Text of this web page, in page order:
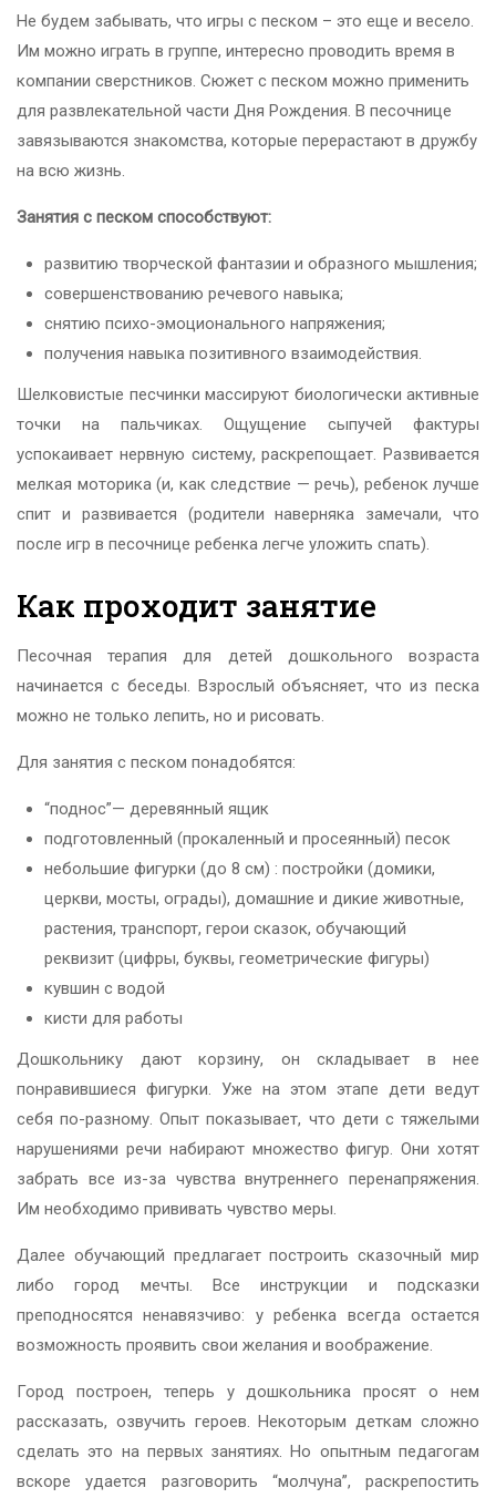
Не будем забывать, что игры с песком – это еще и весело.
Им можно играть в группе, интересно проводить время в
компании сверстников. Сюжет с песком можно применить
для развлекательной части Дня Рождения. В песочнице
завязываются знакомства, которые перерастают в дружбу
на всю жизнь.
Занятия с песком способствуют:
развитию творческой фантазии и образного мышления;
совершенствованию речевого навыка;
снятию психо-эмоционального напряжения;
получения навыка позитивного взаимодействия.
Шелковистые песчинки массируют биологически активные
точки на пальчиках. Ощущение сыпучей фактуры
успокаивает нервную систему, раскрепощает. Развивается
мелкая моторика (и, как следствие — речь), ребенок лучше
спит и развивается (родители наверняка замечали, что
после игр в песочнице ребенка легче уложить спать).
Как проходит занятие
Песочная терапия для детей дошкольного возраста
начинается с беседы. Взрослый объясняет, что из песка
можно не только лепить, но и рисовать.
Для занятия с песком понадобятся:
“поднос”— деревянный ящик
подготовленный (прокаленный и просеянный) песок
небольшие фигурки (до 8 см) : постройки (домики,
церкви, мосты, ограды), домашние и дикие животные,
растения, транспорт, герои сказок, обучающий
реквизит (цифры, буквы, геометрические фигуры)
кувшин с водой
кисти для работы
Дошкольнику дают корзину, он складывает в нее
понравившиеся фигурки. Уже на этом этапе дети ведут
себя по-разному. Опыт показывает, что дети с тяжелыми
нарушениями речи набирают множество фигур. Они хотят
забрать все из-за чувства внутреннего перенапряжения.
Им необходимо прививать чувство меры.
Далее обучающий предлагает построить сказочный мир
либо город мечты. Все инструкции и подсказки
преподносятся ненавязчиво: у ребенка всегда остается
возможность проявить свои желания и воображение.
Город построен, теперь у дошкольника просят о нем
рассказать, озвучить героев. Некоторым деткам сложно
сделать это на первых занятиях. Но опытным педагогам
вскоре удается разговорить “молчуна”, раскрепостить